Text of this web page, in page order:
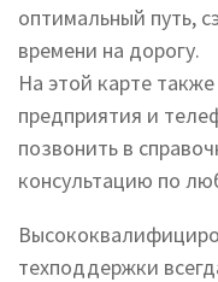
оптимальный путь,
времени на дорогу.
На этой карте
предприятия и
позвонить в
консультацию по
техподдержки